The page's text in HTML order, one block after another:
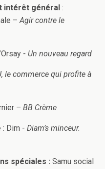
intérêt général :
–Agir contre le
- Un nouveau regard
le commerce qui profite à
– BB Crème
: Dim - Diam’s minceur.
spéciales : Samu social